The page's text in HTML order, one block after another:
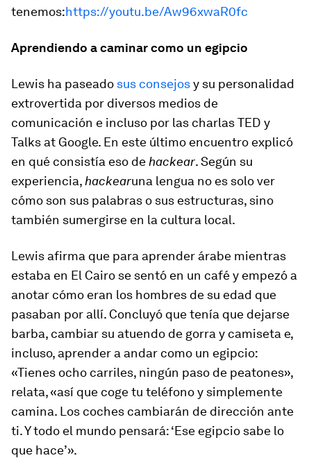
tenemos:https://youtu.be/Aw96xwaR0fc
Aprendiendo a caminar como un egipcio
Lewis ha paseado sus consejosy su personalidad
extrovertida por diversos medios de
comunicación e incluso por las charlas TED y
Talks at Google. En este último encuentro explicó
en qué consistía eso de hackear. Según su
experiencia, hackearuna lengua no es solo ver
cómo son sus palabras o sus estructuras, sino
también sumergirse en la cultura local.
Lewis afirma que para aprender árabe mientras
estaba en El Cairo se sentó en un café y empezó a
anotar cómo eran los hombres de su edad que
pasaban por allí. Concluyó que tenía que dejarse
barba, cambiar su atuendo de gorra y camiseta e,
incluso, aprender a andar como un egipcio:
«Tienes ocho carriles, ningún paso de peatones»,
relata, «así que coge tu teléfono y simplemente
camina. Los coches cambiarán de dirección ante
ti. Y todo el mundo pensará: ‘Ese egipcio sabe lo
que hace’».